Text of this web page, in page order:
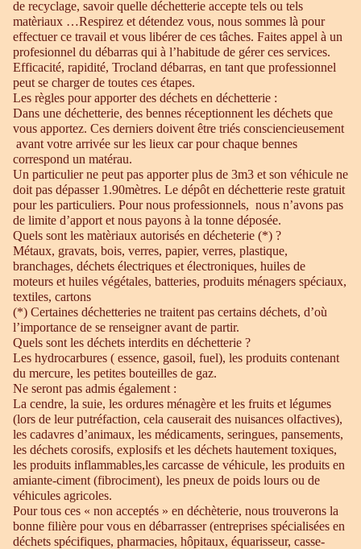
de recyclage, savoir quelle déchetterie accepte tels ou tels
matèriaux …Respirez et détendez vous, nous sommes là pour
effectuer ce travail et vous libérer de ces tâches. Faites appel à un
profesionnel du débarras qui à l’habitude de gérer ces services.
Efficacité, rapidité, Trocland débarras, en tant que professionnel
peut se charger de toutes ces étapes.
Les règles pour apporter des déchets en déchetterie :
Dans une déchetterie, des bennes réceptionnent les déchets que
vous apportez. Ces derniers doivent être triés consciencieusement
avant votre arrivée sur les lieux car pour chaque bennes
correspond un matérau.
Un particulier ne peut pas apporter plus de 3m3 et son véhicule ne
doit pas dépasser 1.90mètres. Le dépôt en déchetterie reste gratuit
pour les particuliers. Pour nous professionnels, nous n’avons pas
de limite d’apport et nous payons à la tonne déposée.
Quels sont les matèriaux autorisés en décheterie (*) ?
Métaux, gravats, bois, verres, papier, verres, plastique,
branchages, déchets électriques et électroniques, huiles de
moteurs et huiles végétales, batteries, produits ménagers spéciaux,
textiles, cartons
(*) Certaines déchetteries ne traitent pas certains déchets, d’où
l’importance de se renseigner avant de partir.
Quels sont les déchets interdits en déchetterie ?
Les hydrocarbures ( essence, gasoil, fuel), les produits contenant
du mercure, les petites bouteilles de gaz.
Ne seront pas admis également :
La cendre, la suie, les ordures ménagère et les fruits et légumes
(lors de leur putréfaction, cela causerait des nuisances olfactives),
les cadavres d’animaux, les médicaments, seringues, pansements,
les déchets corosifs, explosifs et les déchets hautement toxiques,
les produits inflammables,les carcasse de véhicule, les produits en
amiante-ciment (fibrociment), les pneux de poids lours ou de
véhicules agricoles.
Pour tous ces « non acceptés » en déchèterie, nous trouverons la
bonne filière pour vous en débarrasser (entreprises spécialisées en
déchets spécifiques, pharmacies, hôpitaux, équarisseur, casse-